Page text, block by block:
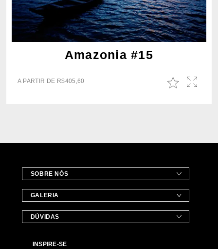
Amazonia #15
A PARTIR DE R$405,60
SOBRE NÓS
GALERIA
DÚVIDAS
INSPIRE-SE